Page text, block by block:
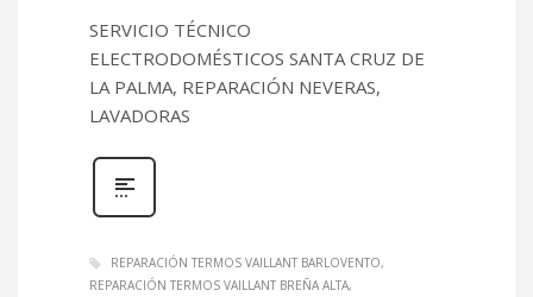
SERVICIO TÉCNICO
ELECTRODOMÉSTICOS SANTA CRUZ DE
LA PALMA, REPARACIÓN NEVERAS,
LAVADORAS
REPARACIÓN TERMOS VAILLANT BARLOVENTO
REPARACIÓN TERMOS VAILLANT BREÑA ALTA